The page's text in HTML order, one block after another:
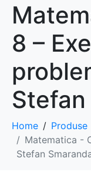
8 –
Home
Produse
Matematica -
Stefan